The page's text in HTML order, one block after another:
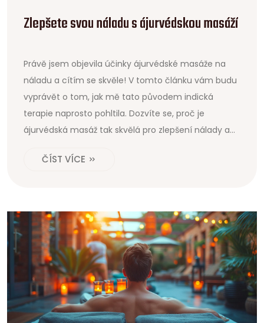
Zlepšete svou náladu s ájurvédskou masáží
Právě jsem objevila účinky ájurvédské masáže na
náladu a cítím se skvěle! V tomto článku vám budu
vyprávět o tom, jak mě tato původem indická
terapie naprosto pohltila. Dozvíte se, proč je
ájurvédská masáž tak skvělá pro zlepšení nálady a
pozitivní vlnu. Nemůžu se dočkat, až se s vámi
relaxaci a léčení těla i mysli.
ČÍST VÍCE